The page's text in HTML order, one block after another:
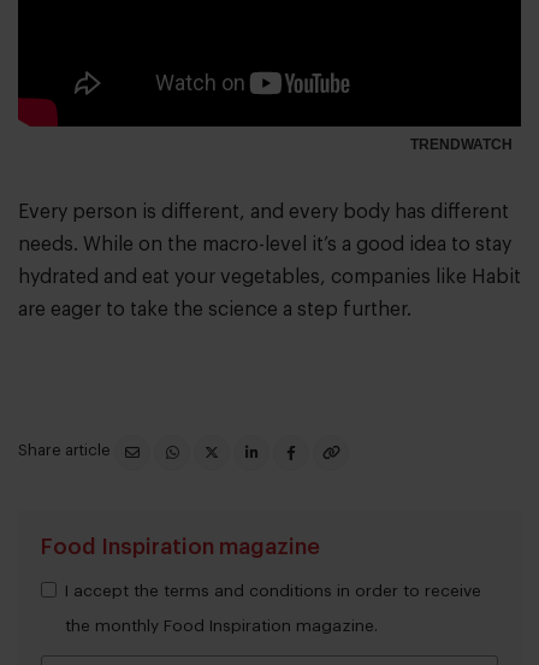
TRENDWATCH
Every person is different, and every body has different
needs. While on the macro-level it’s a good idea to stay
hydrated and eat your vegetables, companies like Habit
are eager to take the science a step further.
Share article
Food Inspiration magazine
I accept the terms and conditions in order to receive
the monthly Food Inspiration magazine.